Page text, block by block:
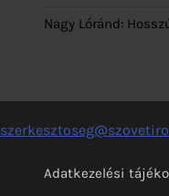
Nagy Lóránd:
Adatkezelési